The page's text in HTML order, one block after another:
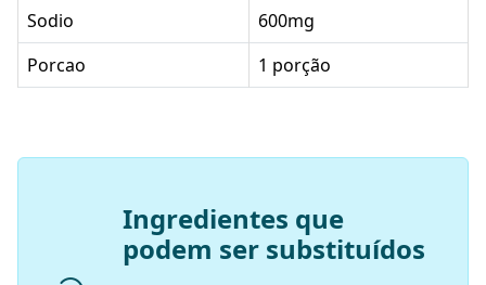
Sodio
600mg
Porcao
1 porção
Ingredientes que
podem ser substituídos